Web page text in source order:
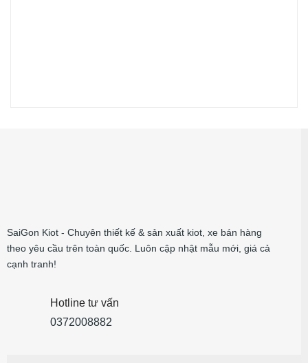
SaiGon Kiot - Chuyên thiết kế & sản xuất kiot, xe bán hàng
theo yêu cầu trên toàn quốc. Luôn cập nhật mẫu mới, giá cả
cạnh tranh!
Hotline tư vấn
0372008882